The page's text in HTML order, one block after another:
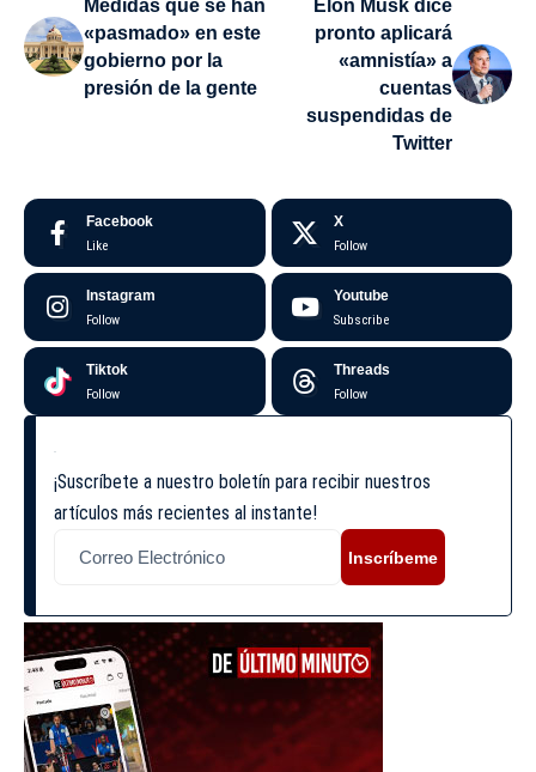
Medidas que se han
«pasmado» en este
gobierno por la
presión de la gente
Elon Musk dice
pronto aplicará
«amnistía» a
cuentas
suspendidas de
Twitter
Facebook
Like
X
Follow
Instagram
Follow
Youtube
Subscribe
Tiktok
Follow
Threads
Follow
¡Suscríbete a nuestro boletín para recibir nuestros
artículos más recientes al instante!
Inscríbeme